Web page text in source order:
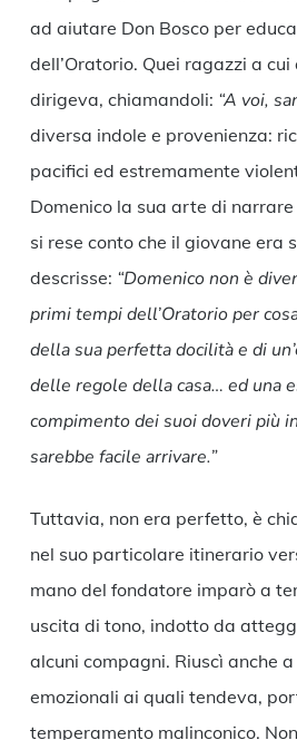
ad aiutare Don Bosco per
dell’Oratorio. Quei ragazzi a
dirigeva, chiamandoli: “A voi,
diversa indole e provenienza:
pacifici ed estremamente
Domenico la sua arte di
si rese conto che il giovane era
descrisse: “Domenico non è
primi tempi dell’Oratorio per
della sua perfetta docilità e di
delle regole della casa… ed una
compimento dei suoi doveri più
sarebbe facile arrivare.”
Tuttavia, non era perfetto, è
nel suo particolare itinerario
mano del fondatore imparò a
uscita di tono, indotto da
alcuni compagni. Riuscì anche
emozionali ai quali tendeva,
temperamento malinconico.